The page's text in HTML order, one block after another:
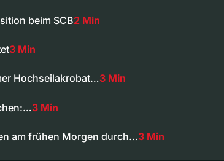
beim SCB2 Min
3 Min
Hochseilakrobat…3 Min
3 Min
am frühen Morgen durch…3 Min